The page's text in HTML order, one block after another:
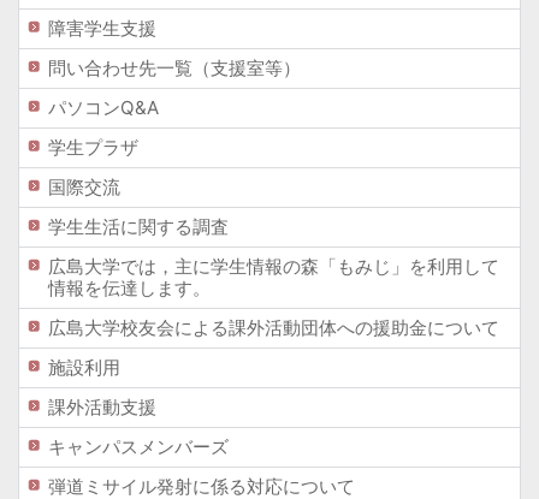
障害学生支援
問い合わせ先一覧（支援室等）
パソコンQ&A
学生プラザ
国際交流
学生生活に関する調査
広島大学では，主に学生情報の森「もみじ」を利用して
情報を伝達します。
広島大学校友会による課外活動団体への援助金について
施設利用
課外活動支援
キャンパスメンバーズ
弾道ミサイル発射に係る対応について